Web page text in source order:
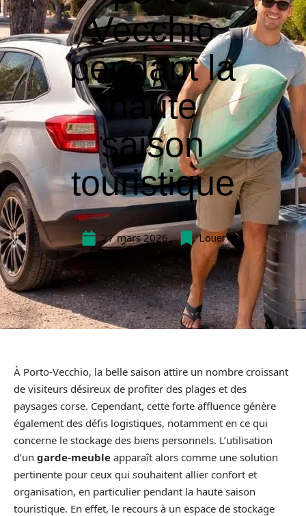
Vecchio
pendant la
haute
saison
touristique
27 mars 2026 Louer
À Porto-Vecchio, la belle saison attire un nombre croissant
de visiteurs désireux de profiter des plages et des
paysages corse. Cependant, cette forte affluence génère
également des défis logistiques, notamment en ce qui
concerne le stockage des biens personnels. L’utilisation
d’un garde-meuble apparaît alors comme une solution
pertinente pour ceux qui souhaitent allier confort et
organisation, en particulier pendant la haute saison
touristique. En effet, le recours à un espace de stockage